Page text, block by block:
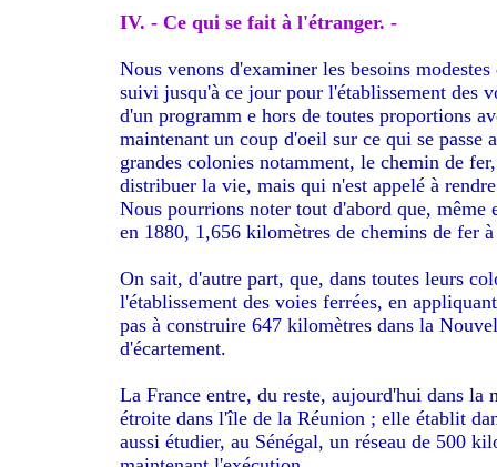
IV. - Ce qui se fait à l'étranger. -
Nous venons d'examiner les besoins
suivi jusqu'à ce jour pour l'établissement des
d'un programm e hors de toutes proportions
maintenant un coup d'oeil sur ce qui se passe
grandes colonies notamment, le chemin de
distribuer la vie, mais qui n'est appelé à
Nous pourrions noter tout d'abord que,
en 1880, 1,656 kilomètres de chemins de fer
On sait, d'autre part, que, dans toutes leurs
l'établissement des voies ferrées, en
pas à construire 647 kilomètres dans la
d'écartement.
La France entre, du reste, aujourd'hui dans
étroite dans l'île de la Réunion ; elle établit
aussi étudier, au Sénégal, un réseau de 500